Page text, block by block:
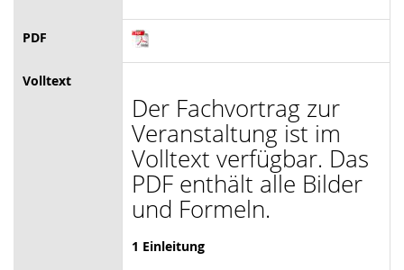
PDF
Volltext
Der Fachvortrag zur
Veranstaltung ist im
Volltext verfügbar. Das
PDF enthält alle Bilder
und Formeln.
1 Einleitung